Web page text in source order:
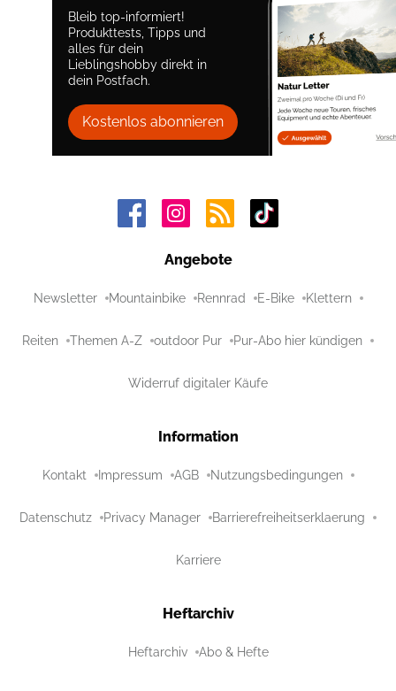
Bleib top-informiert!
Produkttests, Tipps und
alles für dein
Lieblingshobby direkt in
dein Postfach.
Kostenlos abonnieren
Angebote
Newsletter Mountainbike Rennrad E-Bike Klettern
Reiten Themen A-Z outdoor Pur Pur-Abo hier kündigen
Widerruf digitaler Käufe
Information
Kontakt Impressum AGB Nutzungsbedingungen
Datenschutz Privacy Manager Barrierefreiheitserklaerung
Karriere
Heftarchiv
Heftarchiv Abo & Hefte